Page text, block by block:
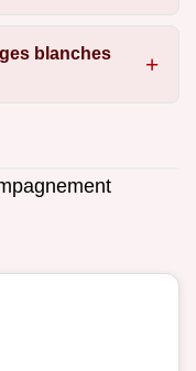
blanches